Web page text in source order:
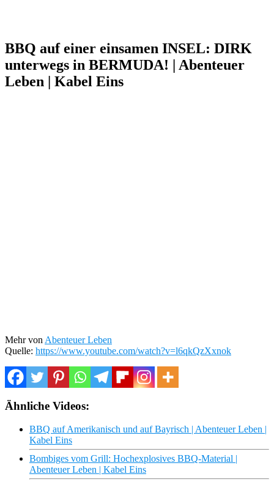
BBQ auf einer einsamen INSEL: DIRK
unterwegs in BERMUDA! | Abenteuer
Leben | Kabel Eins
Mehr von Abenteuer Leben
Quelle: https://www.youtube.com/watch?v=l6qkQzXxnok
Ähnliche Videos:
BBQ auf Amerikanisch und auf Bayrisch | Abenteuer Leben |
Kabel Eins
Bombiges vom Grill: Hochexplosives BBQ-Material |
Abenteuer Leben | Kabel Eins